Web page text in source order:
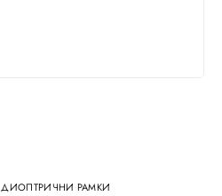
ДИОПТРИЧНИ РАМКИ